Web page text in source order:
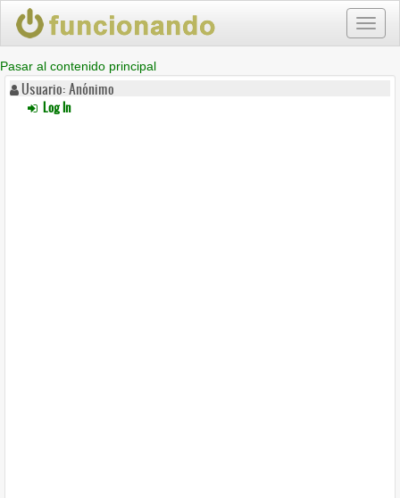
Pasar al contenido principal
Usuario: Anónimo
Log In